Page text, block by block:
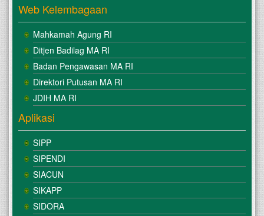
Web Kelembagaan
Mahkamah Agung RI
Ditjen Badilag MA RI
Badan Pengawasan MA RI
Direktori Putusan MA RI
JDIH MA RI
Aplikasi
SIPP
SIPENDI
SIACUN
SIKAPP
SIDORA